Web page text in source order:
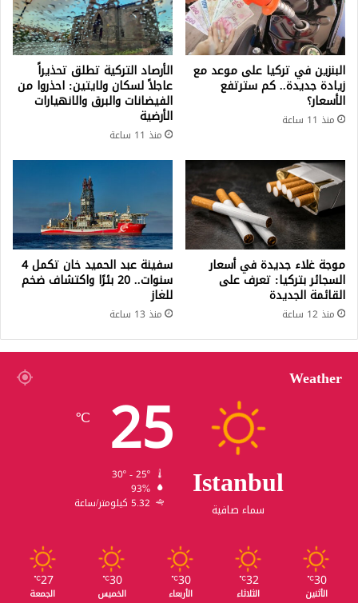
البنزين في تركيا على موعد مع
زيادة جديدة.. كم سترتفع
الأسعار؟
منذ 11 ساعة
الأرصاد التركية تطلق تحذيراً
عاجلاً لسكان ولايتين: احذروا من
الفيضانات والبرق والانهيارات
الأرضية
منذ 11 ساعة
موجة غلاء جديدة في أسعار
السجائر بتركيا: تعرف على
القائمة الجديدة
منذ 12 ساعة
سفينة عبد الحميد خان تكمل 4
سنوات.. 20 بئرًا واكتشاف ضخم
للغاز
منذ 13 ساعة
Weather
Istanbul
سماء صافية
25
℃
93%
5.32 كيلومتر/ساعة
30
℃
الأثنين
32
℃
الثلاثاء
30
℃
الأربعاء
30
℃
الخميس
27
℃
الجمعة